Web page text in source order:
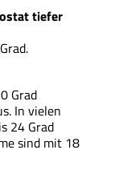
tiefer
Grad
In vielen
24 Grad
sind mit 18